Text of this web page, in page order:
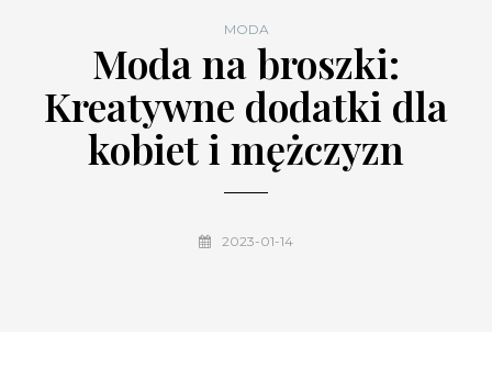
MODA
Moda na broszki:
Kreatywne dodatki dla
kobiet i mężczyzn
2023-01-14